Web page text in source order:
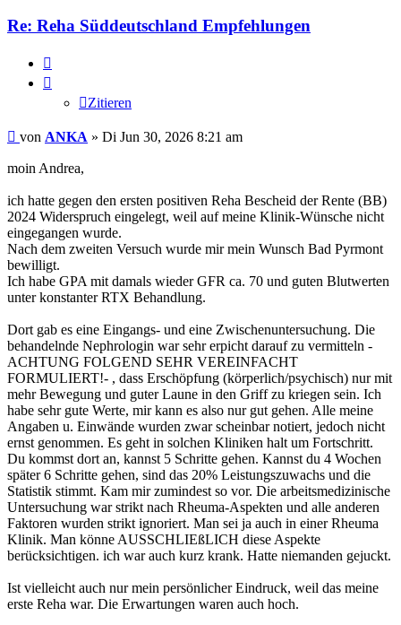
Re: Reha Süddeutschland Empfehlungen
Zitieren
Beitrag
von ANKA » Di Jun 30, 2026 8:21 am
moin Andrea,
ich hatte gegen den ersten positiven Reha Bescheid der Rente (BB)
2024 Widerspruch eingelegt, weil auf meine Klinik-Wünsche nicht
eingegangen wurde.
Nach dem zweiten Versuch wurde mir mein Wunsch Bad Pyrmont
bewilligt.
Ich habe GPA mit damals wieder GFR ca. 70 und guten Blutwerten
unter konstanter RTX Behandlung.
Dort gab es eine Eingangs- und eine Zwischenuntersuchung. Die
behandelnde Nephrologin war sehr erpicht darauf zu vermitteln -
ACHTUNG FOLGEND SEHR VEREINFACHT
FORMULIERT!- , dass Erschöpfung (körperlich/psychisch) nur mit
mehr Bewegung und guter Laune in den Griff zu kriegen sein. Ich
habe sehr gute Werte, mir kann es also nur gut gehen. Alle meine
Angaben u. Einwände wurden zwar scheinbar notiert, jedoch nicht
ernst genommen. Es geht in solchen Kliniken halt um Fortschritt.
Du kommst dort an, kannst 5 Schritte gehen. Kannst du 4 Wochen
später 6 Schritte gehen, sind das 20% Leistungszuwachs und die
Statistik stimmt. Kam mir zumindest so vor. Die arbeitsmedizinische
Untersuchung war strikt nach Rheuma-Aspekten und alle anderen
Faktoren wurden strikt ignoriert. Man sei ja auch in einer Rheuma
Klinik. Man könne AUSSCHLIEßLICH diese Aspekte
berücksichtigen. ich war auch kurz krank. Hatte niemanden gejuckt.
Ist vielleicht auch nur mein persönlicher Eindruck, weil das meine
erste Reha war. Die Erwartungen waren auch hoch.